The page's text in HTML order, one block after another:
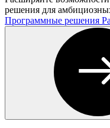
решения для
Программные решения